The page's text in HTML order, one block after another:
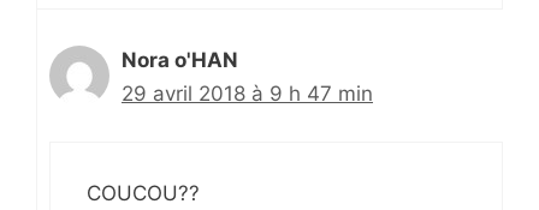
Nora o'HAN
29 avril 2018 à 9 h 47 min
COUCOU??